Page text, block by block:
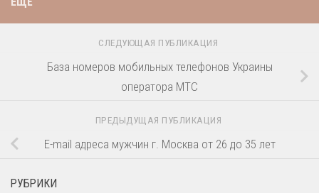
СЛЕДУЮЩАЯ ПУБЛИКАЦИЯ
База номеров мобильных телефонов Украины
оператора МТС
ПРЕДЫДУЩАЯ ПУБЛИКАЦИЯ
E-mail адреса мужчин г. Москва от 26 до 35 лет
РУБРИКИ